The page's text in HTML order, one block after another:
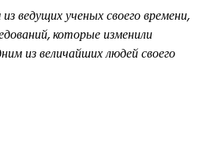
ведущих ученых своего времени,
которые изменили
из величайших людей своего